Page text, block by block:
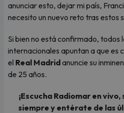
anunciar esto, dejar mi país,
necesito un nuevo reto tras estos
Si bien no está confirmado, todos
internacionales apuntan a que es
el Real Madridanuncie su
de 25 años.
¡Escucha Radiomar en
siempre y entérate de las